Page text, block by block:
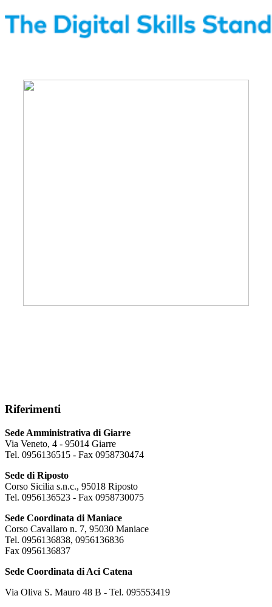
Riferimenti
Sede Amministrativa di Giarre
Via Veneto, 4 - 95014 Giarre
Tel. 0956136515 - Fax 0958730474
Sede di Riposto
Corso Sicilia s.n.c., 95018 Riposto
Tel. 0956136523 - Fax 0958730075
Sede Coordinata di Maniace
Corso Cavallaro n. 7, 95030 Maniace
Tel. 0956136838, 0956136836
Fax 0956136837
Sede Coordinata di Aci Catena
Via Oliva S. Mauro 48 B - Tel. 095553419